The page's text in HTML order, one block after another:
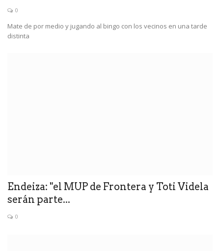
0
Mate de por medio y jugando al bingo con los vecinos en una tarde
distinta
Endeiza: "el MUP de Frontera y Toti Videla
serán parte...
0